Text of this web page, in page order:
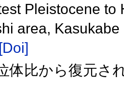
Pleistocene
area,
[Doi]
体比から復元さ